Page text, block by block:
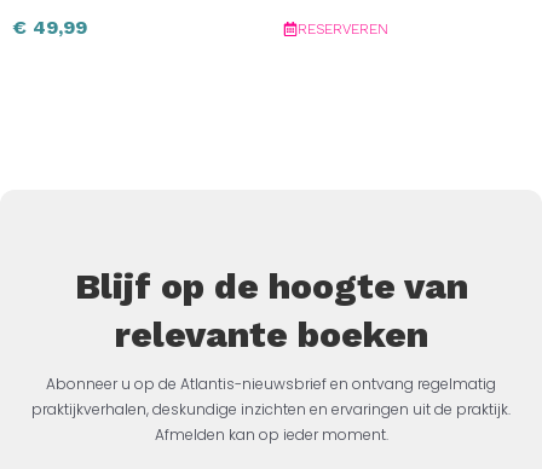
€ 49,99 RESERVEREN
Blijf op de hoogte van
relevante boeken
Abonneer u op de Atlantis-nieuwsbrief en ontvang regelmatig
praktijkverhalen, deskundige inzichten en ervaringen uit de praktijk.
Afmelden kan op ieder moment.